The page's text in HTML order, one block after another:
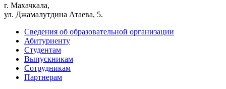
г. Махачкала,
ул. Джамалутдина Атаева, 5.
Сведения об образовательной организации
Абитуриенту
Студентам
Выпускникам
Сотрудникам
Партнерам